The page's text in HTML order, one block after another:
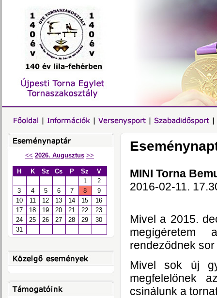
<< 2026. Augusztus >>
H K Sz Cs P Sz
V
1
2
3
4 5 6 7 8
9
10
11 12 13 14 15
16
17
18 19 20 21 22
23
24
25 26 27 28 29
30
31
MINI Torna
2016-02-11.
Mivel a 2015.
megígéretem
rendeződnek
Mivel sok új
megfelelőnek
csinálunk a